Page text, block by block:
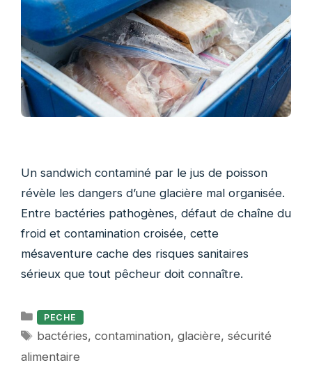
Un sandwich contaminé par le jus de poisson
révèle les dangers d’une glacière mal organisée.
Entre bactéries pathogènes, défaut de chaîne du
froid et contamination croisée, cette
mésaventure cache des risques sanitaires
sérieux que tout pêcheur doit connaître.
Catégories
PECHE
Étiquettes
bactéries,contamination,glacière,sécurité
alimentaire